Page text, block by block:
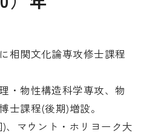
相関文化論専攻修士課程
・物性構造科学専攻、物
士課程(後期)増設。
、マウント・ホリヨーク大